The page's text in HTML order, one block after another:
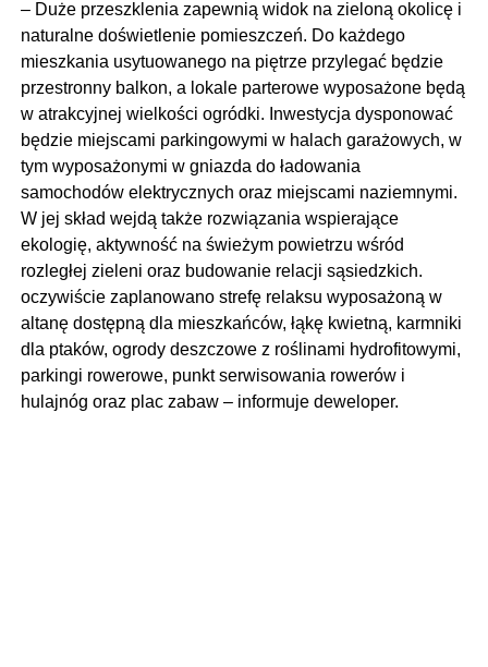
– Duże przeszklenia zapewnią widok na zieloną okolicę i
naturalne doświetlenie pomieszczeń. Do każdego
mieszkania usytuowanego na piętrze przylegać będzie
przestronny balkon, a lokale parterowe wyposażone będą
w atrakcyjnej wielkości ogródki. Inwestycja dysponować
będzie miejscami parkingowymi w halach garażowych, w
tym wyposażonymi w gniazda do ładowania
samochodów elektrycznych oraz miejscami naziemnymi.
W jej skład wejdą także rozwiązania wspierające
ekologię, aktywność na świeżym powietrzu wśród
rozległej zieleni oraz budowanie relacji sąsiedzkich.
oczywiście zaplanowano strefę relaksu wyposażoną w
altanę dostępną dla mieszkańców, łąkę kwietną, karmniki
dla ptaków, ogrody deszczowe z roślinami hydrofitowymi,
parkingi rowerowe, punkt serwisowania rowerów i
hulajnóg oraz plac zabaw – informuje deweloper.